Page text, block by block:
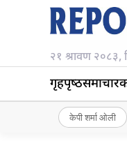
२१ श्रावण २०८३,
गृहपृष्‍ठसमाचार
केपी शर्मा ओली